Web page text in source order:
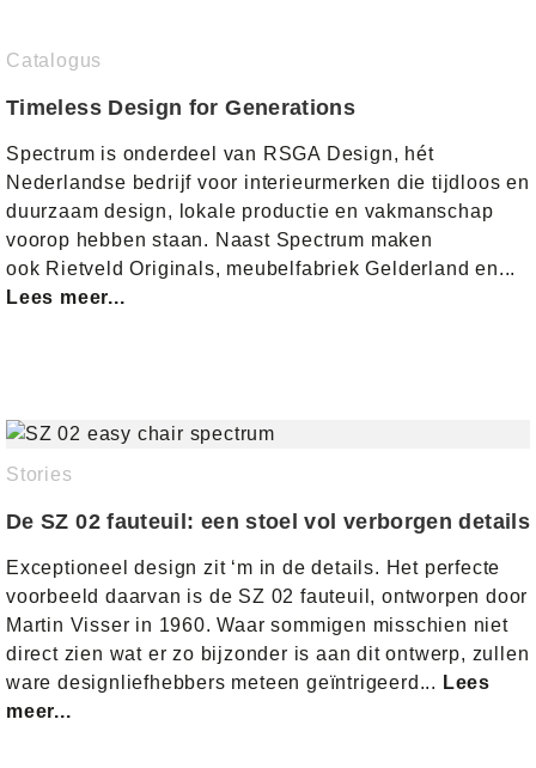
Catalogus
Timeless Design for Generations
Spectrum is onderdeel van RSGA Design, hét
Nederlandse bedrijf voor interieurmerken die tijdloos en
duurzaam design, lokale productie en vakmanschap
voorop hebben staan. Naast Spectrum maken
ook Rietveld Originals, meubelfabriek Gelderland en...
Lees meer...
Stories
De SZ 02 fauteuil: een stoel vol verborgen details
Exceptioneel design zit ‘m in de details. Het perfecte
voorbeeld daarvan is de SZ 02 fauteuil, ontworpen door
Martin Visser in 1960. Waar sommigen misschien niet
direct zien wat er zo bijzonder is aan dit ontwerp, zullen
ware designliefhebbers meteen geïntrigeerd... Lees
meer...